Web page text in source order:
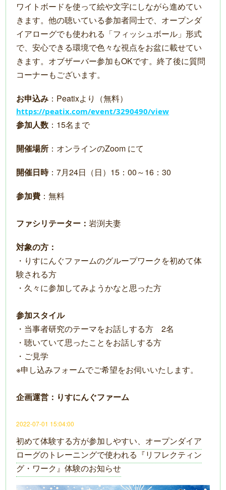
ワイトボードを使って絵や文字にしながら進めてい
きます。他の聴いている参加者同士で、オープンダ
イアローグでも使われる「フィッシュボール」形式
で、安心できる環境で色々な視点をお盆に載せてい
きます。オブザーバー参加もOKです。終了後に質問
コーナーもございます。
お申込み ：Peatixより（無料）
https://peatix.com/event/3290490/view
参加人数 ：15名まで
開催場所 ：オンラインのZoom にて
開催日時：7月24日（日）15：00～16：30
参加費 ：無料
ファシリテーター：岩渕夫妻
対象の方：
・りすにんぐファームのグループワークを初めて体
験される方
・久々に参加してみようかなと思った方
参加スタイル
・当事者研究のテーマをお話しする方 2名
・聴いていて思ったことをお話しする方
・ご見学
※申し込みフォームでご希望をお伺いいたします。
企画運営：りすにんぐファーム
2022-07-01 15:04:00
初めて体験する方が参加しやすい、オープンダイア
ローグのトレーニングで使われる『リフレクティン
グ・ワーク』体験のお知らせ